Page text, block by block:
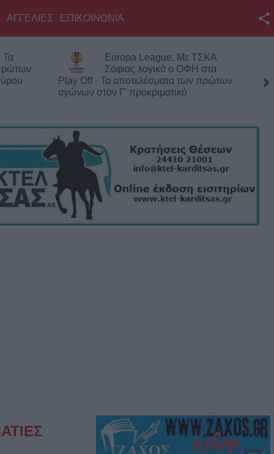
Twitter
YouTube
Επικοινωνία με το
ΑΓΓΕΛΙΕΣ ΕΠΙΚΟΙΝΩΝΙΑ
Τα
Europa League: Με ΤΣΚΑ
Σόφιας λογικά ο ΟΦΗ στα
Play Off - Τα αποτελέσματα των πρώτων
αγώνων στον Γ' προκριματικό